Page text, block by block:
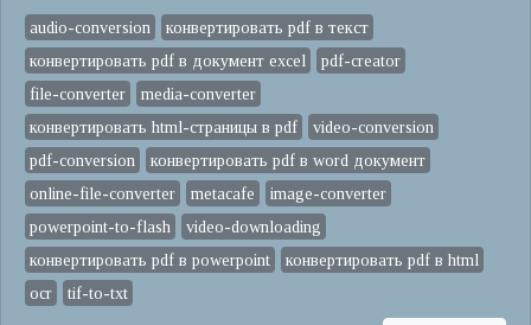
audio-conversion
конвертировать pdf в текст
конвертировать pdf в документ excel
pdf-creator
file-converter
media-converter
конвертировать html-страницы в pdf
video-conversion
pdf-conversion
конвертировать pdf в word документ
online-file-converter
metacafe
image-converter
powerpoint-to-flash
video-downloading
конвертировать pdf в powerpoint
конвертировать pdf в html
ocr
tif-to-txt